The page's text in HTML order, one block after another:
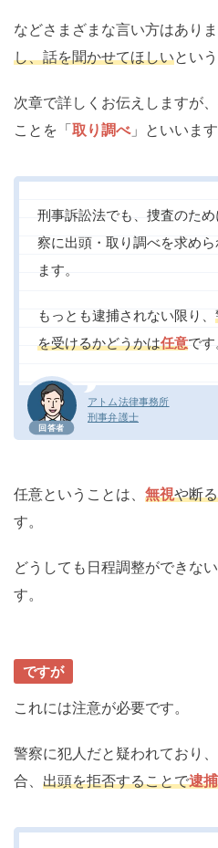
などさまざまな言い方はあり
し、話を聞かせてほしいとい
次章で詳しくお伝えしますが、
ことを「 取り調べ」といいます
回答者
アトム法律事務所
刑事弁護士
刑事訴訟法でも、捜査のた
察に出頭・取り調べを求め
ます。
もっとも逮捕されない限り、
を受けるかどうかは任意です
任意ということは、 無視や断
す。
どうしても日程調整ができな
す。
ですが
これには注意が必要です。
警察に犯人だと疑われており
合、 出頭を拒否することで逮捕